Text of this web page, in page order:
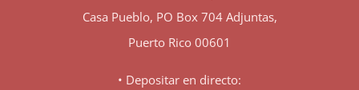
Casa Pueblo, PO Box 704 Adjuntas,
Puerto Rico 00601
• Depositar en directo: